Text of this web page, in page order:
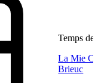
Temps de
La Mie
Brieuc